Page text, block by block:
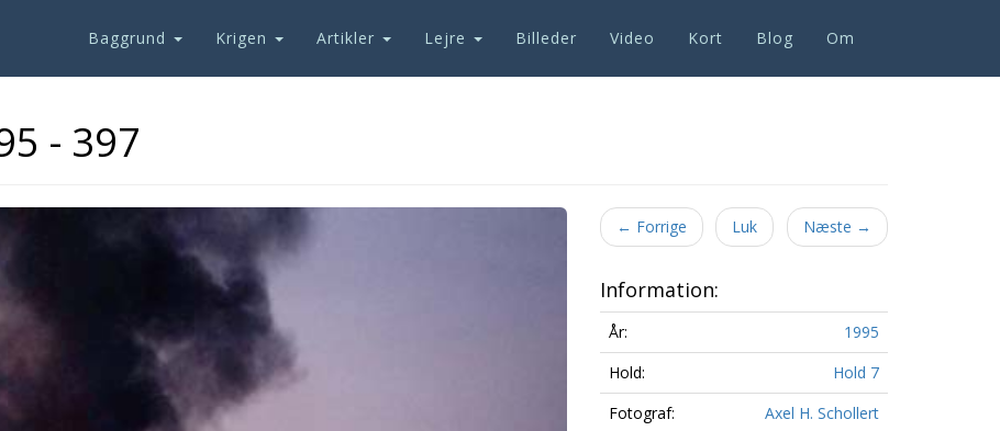
Baggrund Krigen Artikler Lejre Billeder Video Kort Blog Om
- 397
← Forrige Luk Næste →
Information:
År:
1995
Hold:
Hold 7
Fotograf:
Axel H. Schollert